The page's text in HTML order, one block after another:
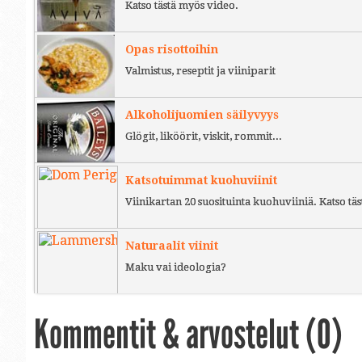
Katso tästä myös video.
Opas risottoihin
Valmistus, reseptit ja viiniparit
Alkoholijuomien säilyvyys
Glögit, liköörit, viskit, rommit...
Katsotuimmat kuohuviinit
Viinikartan 20 suosituinta kuohuviiniä. Katso
Naturaalit viinit
Maku vai ideologia?
Kommentit & arvostelut (0)